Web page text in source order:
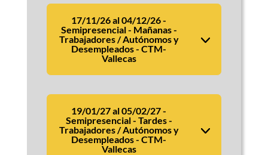
17/11/26 al 04/12/26 -
Semipresencial - Mañanas -
Trabajadores / Autónomos y
Desempleados - CTM-
Vallecas
19/01/27 al 05/02/27 -
Semipresencial - Tardes -
Trabajadores / Autónomos y
Desempleados - CTM-
Vallecas